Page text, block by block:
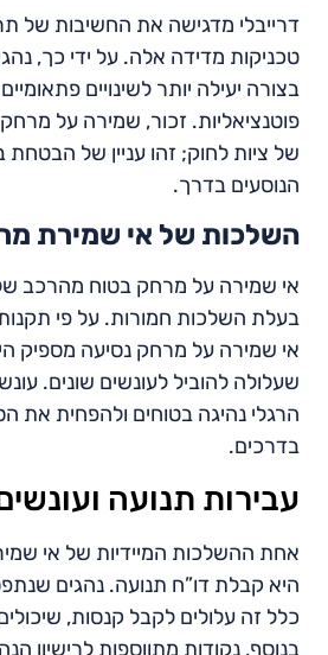
דרייבלי מדגישה את החשיבות של
טכניקות מדידה אלה. על ידי כך,
בצורה יעילה יותר לשינויים
פוטנציאליות. זכור, שמירה על מרחק
של ציות לחוק; זהו עניין של
הנוסעים בדרך.
השלכות של אי שמירת
אי שמירה על מרחק בטוח מהרכב
בעלת השלכות חמורות. על פי
אי שמירה על מרחק נסיעה מספיק
שעלולה להוביל לעונשים שונים.
הרגלי נהיגה בטוחים ולהפחית את
בדרכים.
עבירות תנועה
אחת ההשלכות המיידיות של אי
היא קבלת דו”ח תנועה. נהגים
כלל זה עלולים לקבל קנסות,
בנוסף, נקודות מתווספות לרישיון